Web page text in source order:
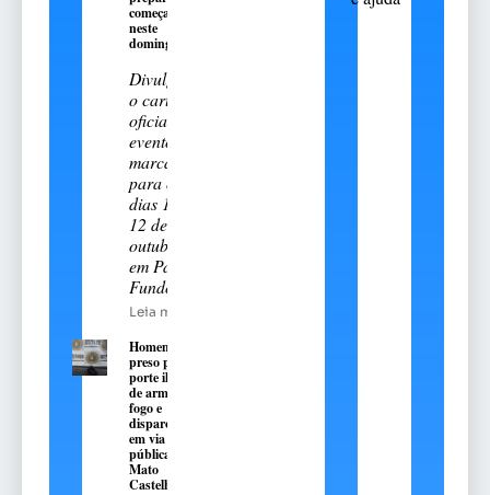
começa
neste
domingo, 9
Divulgado
o cartal
oficial do
evento
marcado
para os
dias 11 e
12 de
outubro
em Passo
Fundo
Leia mais
Homem é
preso por
porte ilegal
de arma de
fogo e
disparos
em via
pública em
Mato
Castelhano